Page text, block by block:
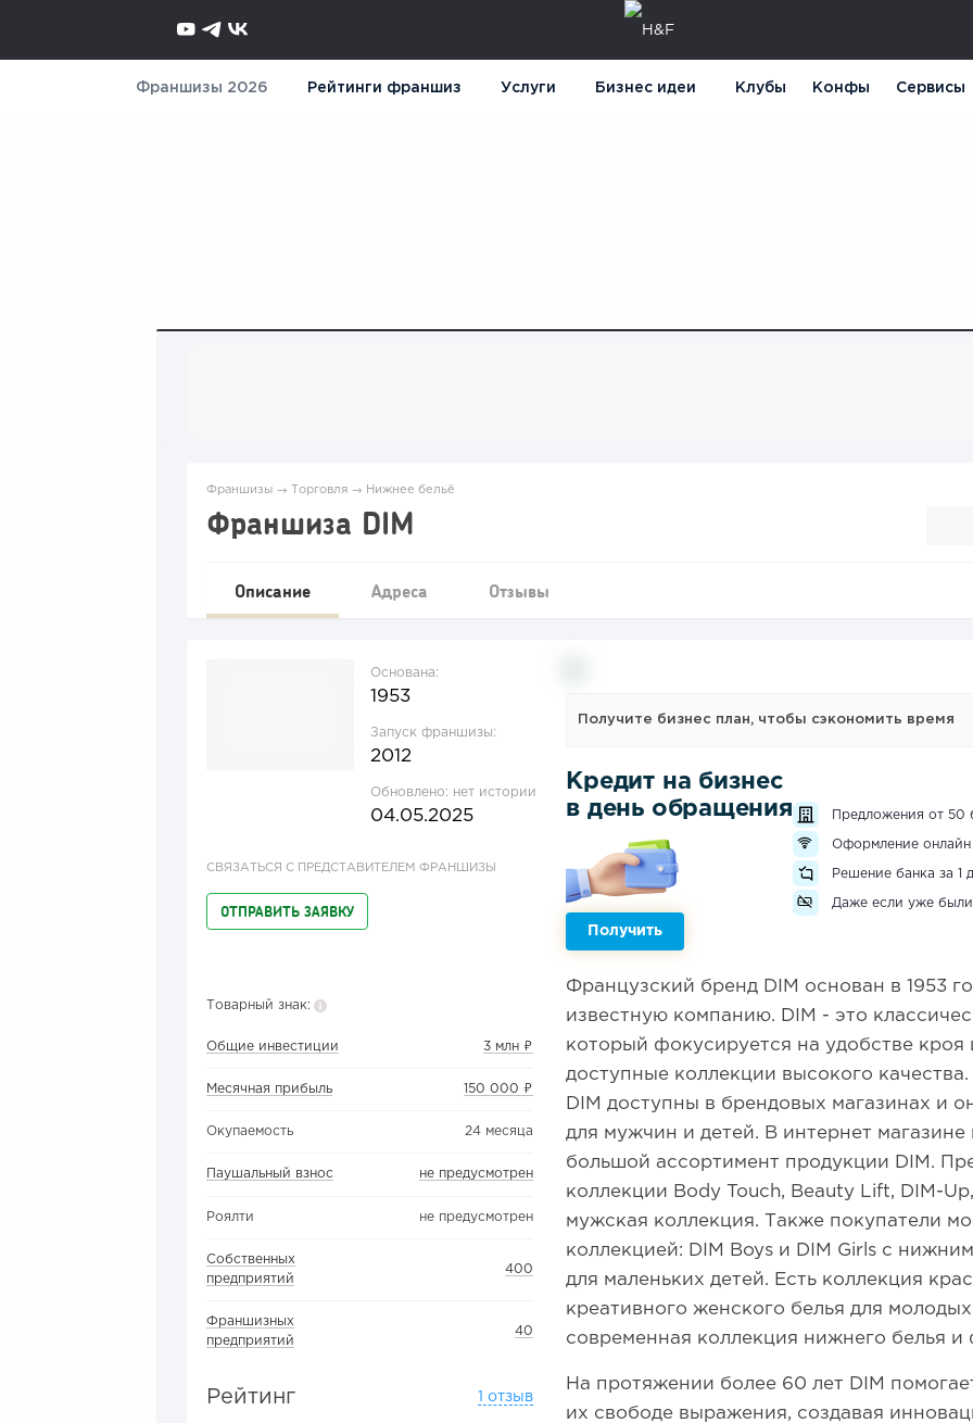
Франшизы 2026 Рейтинги франшиз Услуги Бизнес идеи Клубы Конфы Сервисы
Франшизы → Торговля → Нижнее бельё
Франшиза DIM
Описание Адреса Отзывы
Основана:
1953
Запуск франшизы:
2012
Обновлено: нет истории
04.05.2025
СВЯЗАТЬСЯ С ПРЕДСТАВИТЕЛЕМ ФРАНШИЗЫ
ОТПРАВИТЬ ЗАЯВКУ
Товарный знак:
Общие инвестиции 3 млн ₽
Месячная прибыль 150 000 ₽
Окупаемость 24 месяца
Паушальный взнос не предусмотрен
Роялти не предусмотрен
Собственных
предприятий
400
Франшизных
предприятий
40
Рейтинг 1 отзыв
Получите бизнес план, чтобы сэкономить время
Кредит на бизнес
в день обращения
Получить
Предложения от 50
Оформление онлайн
Решение банка за 1
Даже если уже были
Французский бренд DIM основан в 1953
известную компанию. DIM - это
который фокусируется на удобстве кроя
доступные коллекции высокого
DIM доступны в брендовых магазинах и
для мужчин и детей. В интернет
большой ассортимент продукции DIM.
коллекции Body Touch, Beauty Lift, DIM-
мужская коллекция. Также покупатели
коллекцией: DIM Boys и DIM Girls с
для маленьких детей. Есть коллекция
креативного женского белья для
современная коллекция нижнего белья и
На протяжении более 60 лет DIM
их свободе выражения, создавая